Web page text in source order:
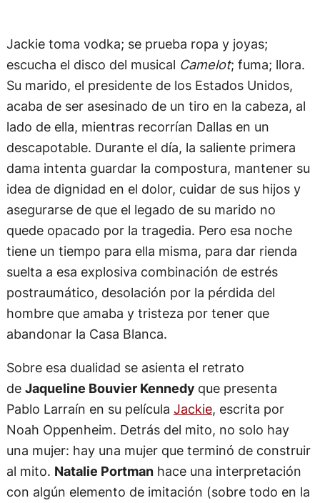
Jackie toma vodka; se prueba ropa y joyas;
escucha el disco del musical Camelot; fuma; llora.
Su marido, el presidente de los Estados Unidos,
acaba de ser asesinado de un tiro en la cabeza, al
lado de ella, mientras recorrían Dallas en un
descapotable. Durante el día, la saliente primera
dama intenta guardar la compostura, mantener su
idea de dignidad en el dolor, cuidar de sus hijos y
asegurarse de que el legado de su marido no
quede opacado por la tragedia. Pero esa noche
tiene un tiempo para ella misma, para dar rienda
suelta a esa explosiva combinación de estrés
postraumático, desolación por la pérdida del
hombre que amaba y tristeza por tener que
abandonar la Casa Blanca.
Sobre esa dualidad se asienta el retrato
de Jaqueline Bouvier Kennedy que presenta
Pablo Larraín en su película Jackie, escrita por
Noah Oppenheim. Detrás del mito, no solo hay
una mujer: hay una mujer que terminó de construir
al mito. Natalie Portmanhace una interpretación
con algún elemento de imitación (sobre todo en la